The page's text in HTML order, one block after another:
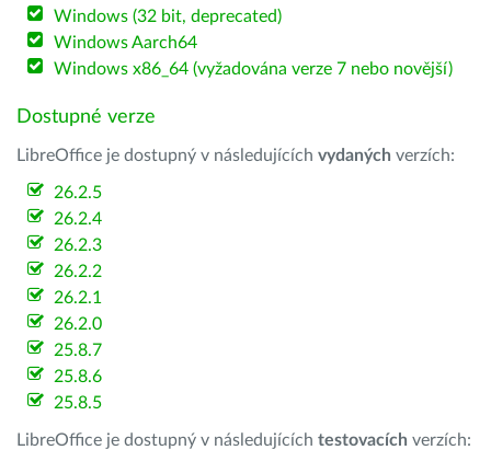
Windows (32 bit, deprecated)
Windows Aarch64
Windows x86_64 (vyžadována verze 7 nebo novější)
Dostupné verze
LibreOffice je dostupný v následujících vydaných verzích:
26.2.5
26.2.4
26.2.3
26.2.2
26.2.1
26.2.0
25.8.7
25.8.6
25.8.5
LibreOffice je dostupný v následujících testovacích verzích: